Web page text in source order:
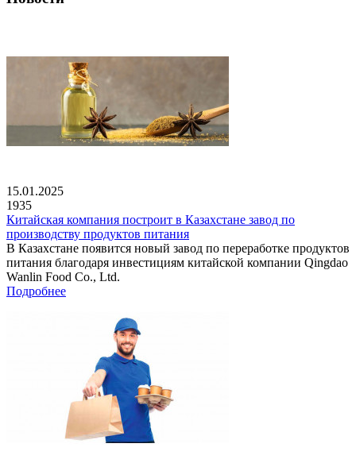
15.01.2025
1935
Китайская компания построит в Казахстане завод по
производству продуктов питания
В Казахстане появится новый завод по переработке продуктов
питания благодаря инвестициям китайской компании Qingdao
Wanlin Food Co., Ltd.
Подробнее